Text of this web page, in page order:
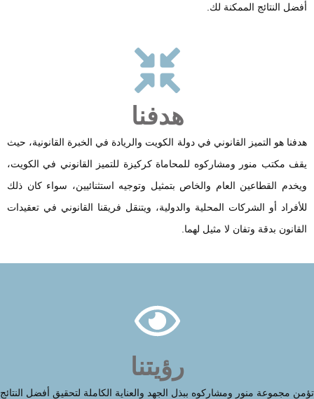
النتائج الممكنة لك.
هدفنا
هو التميز القانوني في دولة الكويت والريادة في الخبرة القانونية، حيث
مكتب منور ومشاركوه للمحاماة كركيزة للتميز القانوني في الكويت،
القطاعين العام والخاص بتمثيل وتوجيه استثنائيين، سواء كان ذلك
أو الشركات المحلية والدولية، ويتنقل فريقنا القانوني في تعقيدات
بدقة وتفان لا مثيل لهما.
رؤيتنا
منور ومشاركوه ببذل الجهد والعناية الكاملة لتحقيق أفضل النتائج